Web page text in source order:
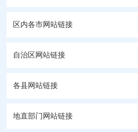
区内各市网站链接
自治区网站链接
各县网站链接
地直部门网站链接